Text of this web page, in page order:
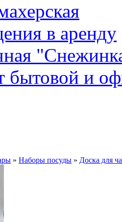
в аренду
бытовой и
» Наборы посуды » Доска для